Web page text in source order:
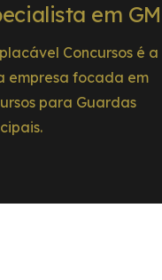
em GM
Concursos é a
empresa focada em
para Guardas